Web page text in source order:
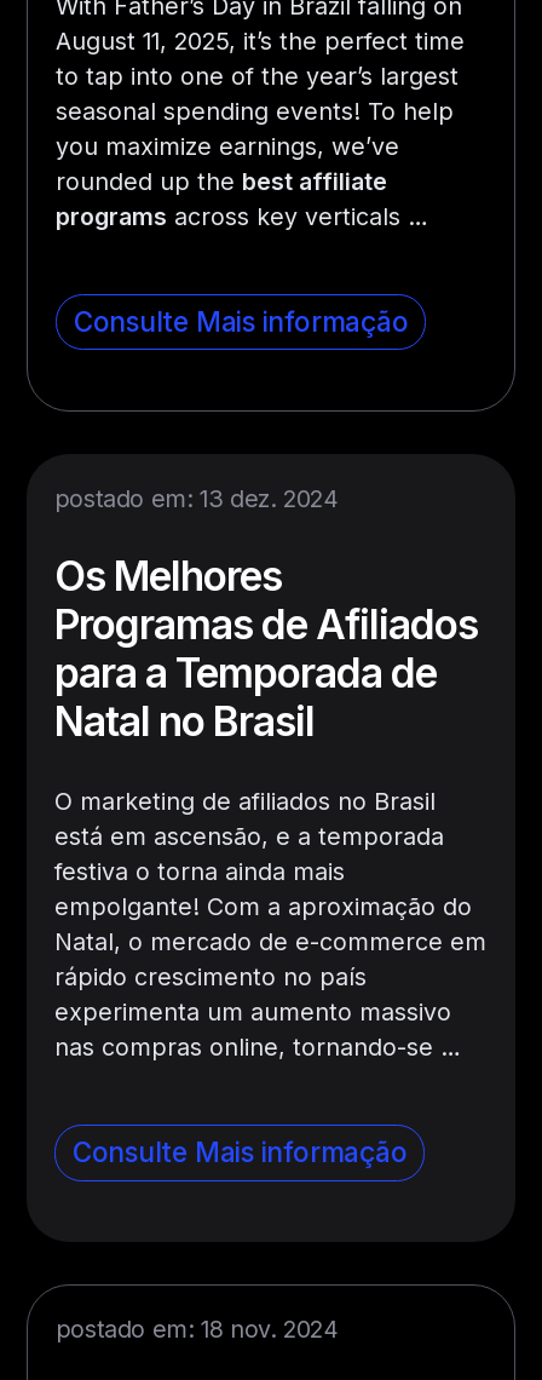
August 11, 2025, it’s the perfect time
to tap into one of the year’s largest
seasonal spending events! To help
you maximize earnings, we’ve
rounded up the best affiliate
programs across key verticals …
Consulte Mais informação
postado em: 13 dez. 2024
Os Melhores
Programas de Afiliados
para a Temporada de
Natal no Brasil
O marketing de afiliados no Brasil
está em ascensão, e a temporada
festiva o torna ainda mais
empolgante! Com a aproximação do
Natal, o mercado de e-commerce em
rápido crescimento no país
experimenta um aumento massivo
nas compras online, tornando-se …
Consulte Mais informação
postado em: 18 nov. 2024